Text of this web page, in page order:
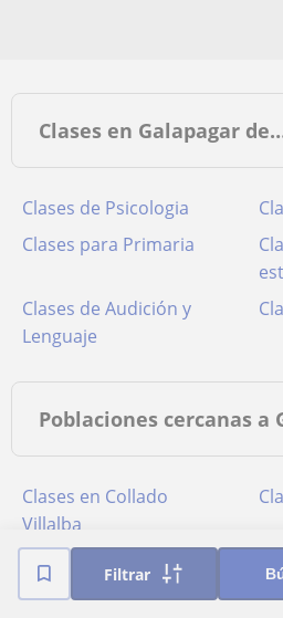
Filtrar
Clases en Galapagar
Clases de Psicologia
Clases para Primaria
Clases de Audición y
Lenguaje
Poblaciones cercanas a
Clases en Collado
Villalba
Clases en Las Rozas de
Madrid